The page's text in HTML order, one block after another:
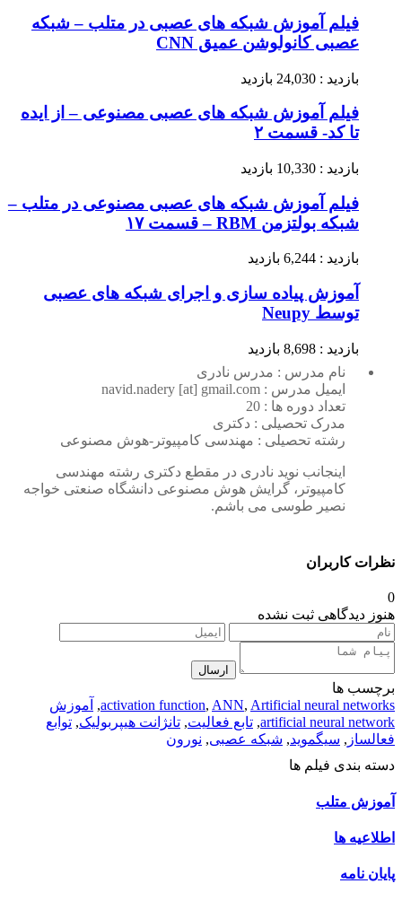
فیلم آموزش شبکه های عصبی در متلب – شبکه
عصبی کانولوشن عمیق CNN
بازدید : 24,030 بازدید
فیلم آموزش شبکه های عصبی مصنوعی – از ایده
تا کد- قسمت ۲
بازدید : 10,330 بازدید
فیلم آموزش شبکه های عصبی مصنوعی در متلب –
شبکه بولتزمن RBM – قسمت ۱۷
بازدید : 6,244 بازدید
آموزش پیاده سازی و اجرای شبکه های عصبی
توسط Neupy
بازدید : 8,698 بازدید
نام مدرس : مدرس نادری
ایمیل مدرس : navid.nadery [at] gmail.com
تعداد دوره ها : 20
مدرک تحصیلی : دکتری
رشته تحصیلی : مهندسی کامپیوتر-هوش مصنوعی
اینجانب نوید نادری در مقطع دکتری رشته مهندسی
کامپیوتر، گرایش هوش مصنوعی دانشگاه صنعتی خواجه
نصیر طوسی می باشم.
نظرات کاربران
0
هنوز دیدگاهی ثبت نشده
ارسال
برچسب ها
activation function, ANN, Artificial neural networks
, آموزش
artificial neural network
, تابع فعالیت, تانژانت هیپربولیک, توابع
فعالساز , سیگموید, شبکه عصبی, نورون
دسته بندی فیلم ها
آموزش متلب
اطلاعیه ها
پایان نامه